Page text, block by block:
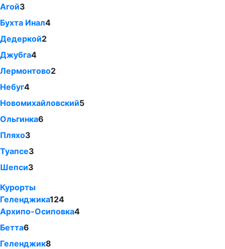
Агой3
Бухта Инал4
Дедеркой2
Джубга4
Лермонтово2
Небуг4
Новомихайловский5
Ольгинка6
Пляхо3
Туапсе3
Шепси3
Курорты
Геленджика124
Архипо-Осиповка4
Бетта6
Геленджик8